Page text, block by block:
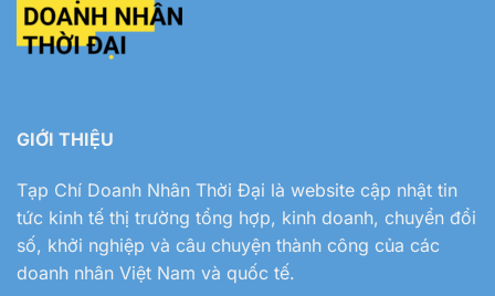
GIỚI THIỆU
Tạp Chí Doanh Nhân Thời Đại là website cập nhật tin
tức kinh tế thị trường tổng hợp, kinh doanh, chuyển đổi
số, khởi nghiệp và câu chuyện thành công của các
doanh nhân Việt Nam và quốc tế.